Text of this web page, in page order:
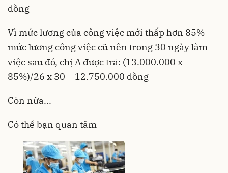
đồng
Vì mức lương của công việc mới thấp hơn 85%
mức lương công việc cũ nên trong 30 ngày làm
việc sau đó, chị A được trả: (13.000.000 x
85%)/26 x 30 = 12.750.000 đồng
Còn nữa...
Có thể bạn quan tâm